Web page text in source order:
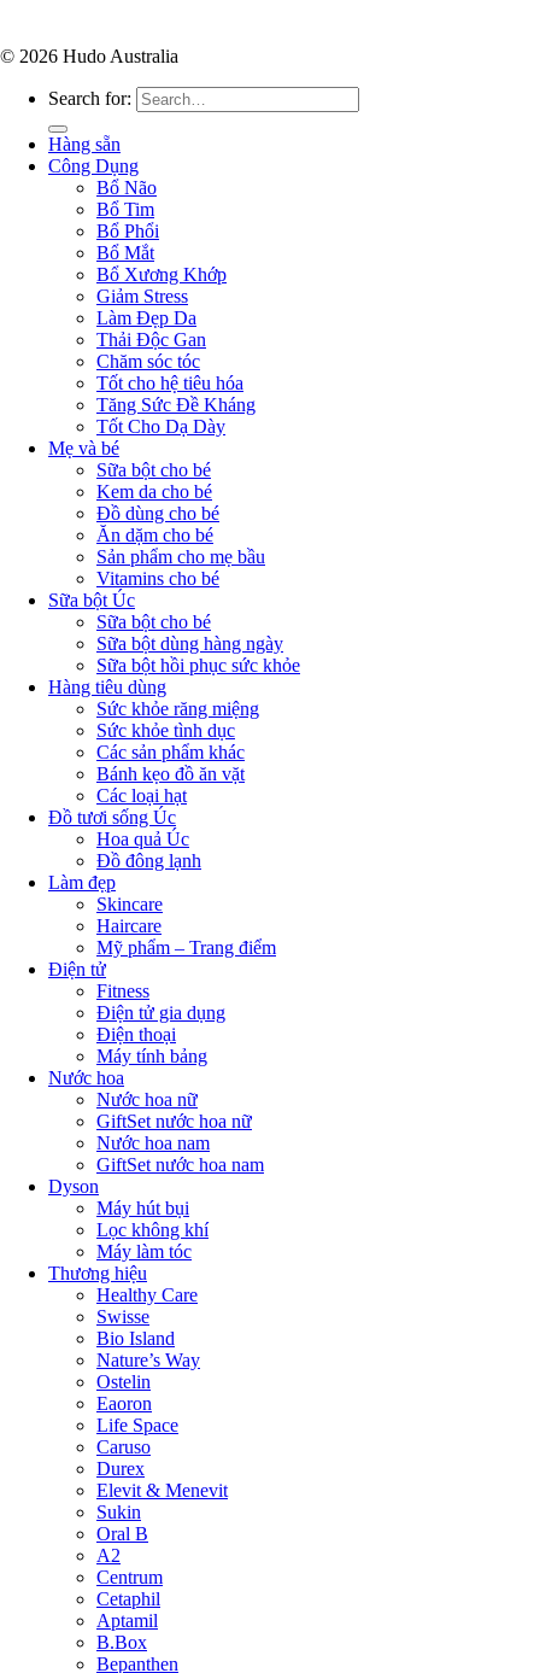
© 2026 Hudo Australia
Search for:
Hàng sẵn
Công Dụng
Bổ Não
Bổ Tim
Bổ Phổi
Bổ Mắt
Bổ Xương Khớp
Giảm Stress
Làm Đẹp Da
Thải Độc Gan
Chăm sóc tóc
Tốt cho hệ tiêu hóa
Tăng Sức Đề Kháng
Tốt Cho Dạ Dày
Mẹ và bé
Sữa bột cho bé
Kem da cho bé
Đồ dùng cho bé
Ăn dặm cho bé
Sản phẩm cho mẹ bầu
Vitamins cho bé
Sữa bột Úc
Sữa bột cho bé
Sữa bột dùng hàng ngày
Sữa bột hồi phục sức khỏe
Hàng tiêu dùng
Sức khỏe răng miệng
Sức khỏe tình dục
Các sản phẩm khác
Bánh kẹo đồ ăn vặt
Các loại hạt
Đồ tươi sống Úc
Hoa quả Úc
Đồ đông lạnh
Làm đẹp
Skincare
Haircare
Mỹ phẩm – Trang điểm
Điện tử
Fitness
Điện tử gia dụng
Điện thoại
Máy tính bảng
Nước hoa
Nước hoa nữ
GiftSet nước hoa nữ
Nước hoa nam
GiftSet nước hoa nam
Dyson
Máy hút bụi
Lọc không khí
Máy làm tóc
Thương hiệu
Healthy Care
Swisse
Bio Island
Nature’s Way
Ostelin
Eaoron
Life Space
Caruso
Durex
Elevit & Menevit
Sukin
Oral B
A2
Centrum
Cetaphil
Aptamil
B.Box
Bepanthen